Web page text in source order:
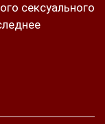
сексуального